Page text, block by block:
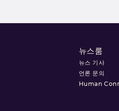
뉴스룸
뉴스 기사
언론 문의
Human